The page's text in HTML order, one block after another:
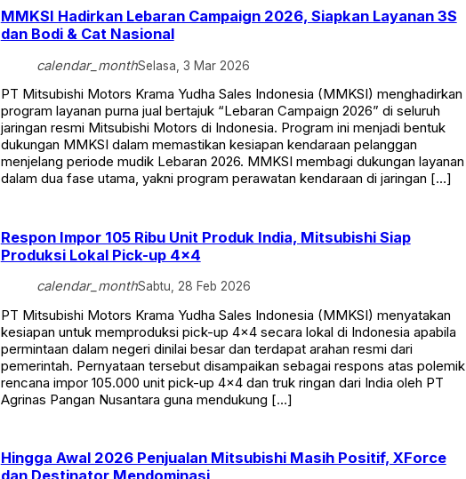
MMKSI Hadirkan Lebaran Campaign 2026, Siapkan Layanan 3S
dan Bodi & Cat Nasional
calendar_monthSelasa, 3 Mar 2026
PT Mitsubishi Motors Krama Yudha Sales Indonesia (MMKSI) menghadirkan
program layanan purna jual bertajuk “Lebaran Campaign 2026” di seluruh
jaringan resmi Mitsubishi Motors di Indonesia. Program ini menjadi bentuk
dukungan MMKSI dalam memastikan kesiapan kendaraan pelanggan
menjelang periode mudik Lebaran 2026. MMKSI membagi dukungan layanan
dalam dua fase utama, yakni program perawatan kendaraan di jaringan […]
Respon Impor 105 Ribu Unit Produk India, Mitsubishi Siap
Produksi Lokal Pick-up 4×4
calendar_monthSabtu, 28 Feb 2026
PT Mitsubishi Motors Krama Yudha Sales Indonesia (MMKSI) menyatakan
kesiapan untuk memproduksi pick-up 4×4 secara lokal di Indonesia apabila
permintaan dalam negeri dinilai besar dan terdapat arahan resmi dari
pemerintah. Pernyataan tersebut disampaikan sebagai respons atas polemik
rencana impor 105.000 unit pick-up 4×4 dan truk ringan dari India oleh PT
Agrinas Pangan Nusantara guna mendukung […]
Hingga Awal 2026 Penjualan Mitsubishi Masih Positif, XForce